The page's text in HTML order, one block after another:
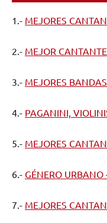
1.- MEJORES
2.- MEJOR
3.- MEJORES
4.- PAGANINI,
5.- MEJORES
6.- GÉNERO URBANO
7.- MEJORES